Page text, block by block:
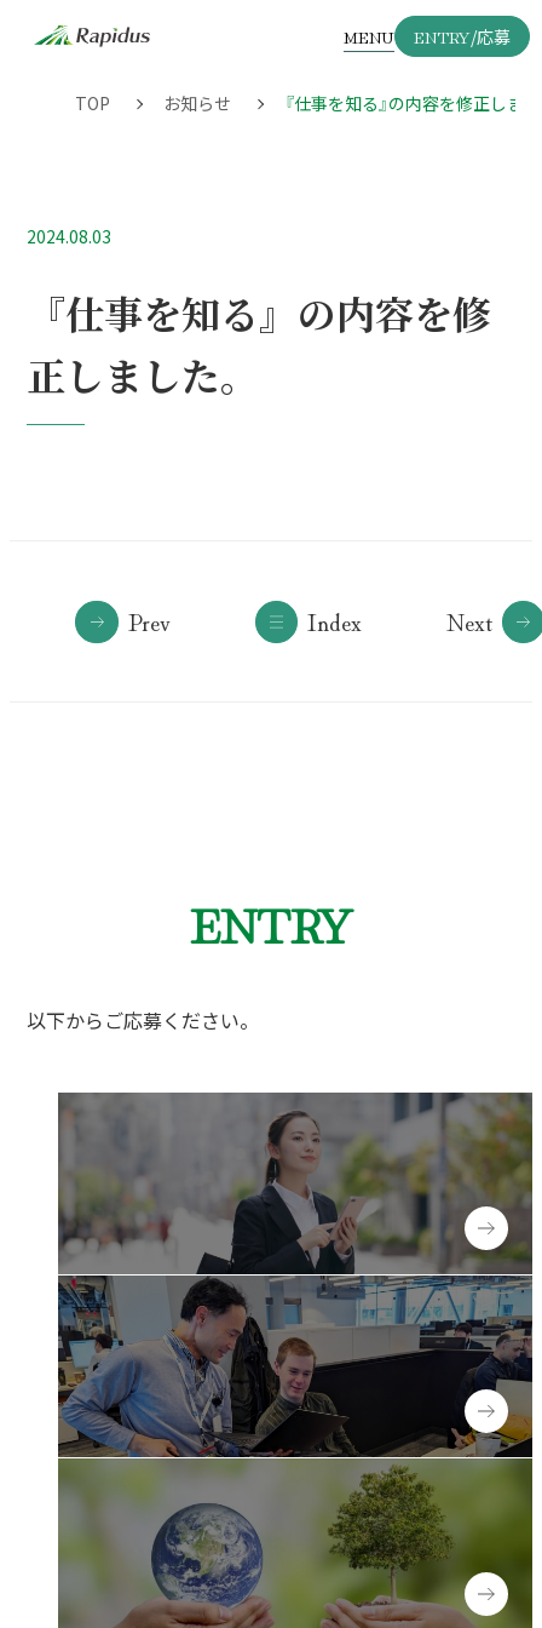
MENU ENTRY/応募
TOP お知らせ 『仕事を知る』の内容を修正しま
2024.08.03
『仕事を知る』の内容を修
正しました。
Prev Index Next
ENTRY
以下からご応募ください。
New graduates
新卒採用
Experienced
キャリア採用